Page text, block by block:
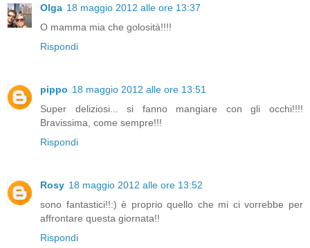
Olga 18 maggio 2012 alle ore 13:37
O mamma mia che golosità!!!!
Rispondi
pippo 18 maggio 2012 alle ore 13:51
Super deliziosi... si fanno mangiare con gli occhi!!!!
Bravissima, come sempre!!!
Rispondi
Rosy 18 maggio 2012 alle ore 13:52
sono fantastici!!:) è proprio quello che mi ci vorrebbe per
affrontare questa giornata!!
Rispondi